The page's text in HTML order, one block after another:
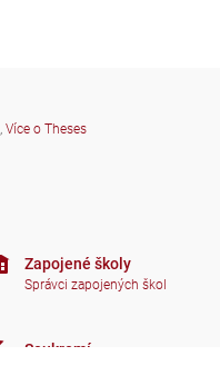
, Více o Theses
Zapojené školy
Správci zapojených škol
Soukromí